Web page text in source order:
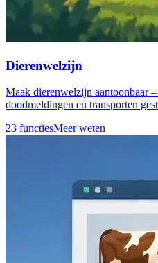
Dierenwelzijn
Maak dierenwelzijn aantoonbaar
doodmeldingen en transporten
23 functiesMeer weten